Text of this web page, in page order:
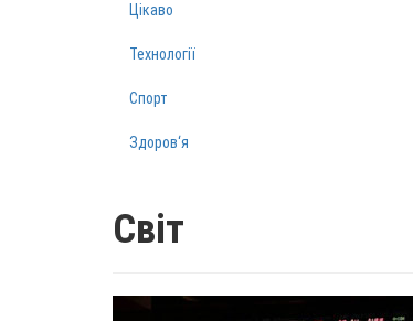
Цікаво
Технології
Спорт
Здоров‘я
Світ